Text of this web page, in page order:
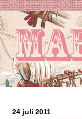
24 juli 2011